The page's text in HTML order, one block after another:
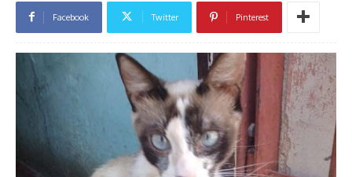
Facebook Twitter Pinterest